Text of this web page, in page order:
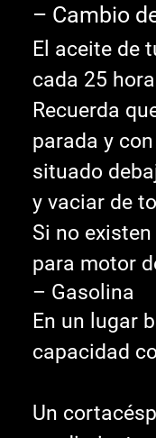
– Cambio
El aceite de
cada 25
Recuerda
parada y
situado
y vaciar de
Si no
para motor
– Gasolina
En un lugar
capacidad
Un